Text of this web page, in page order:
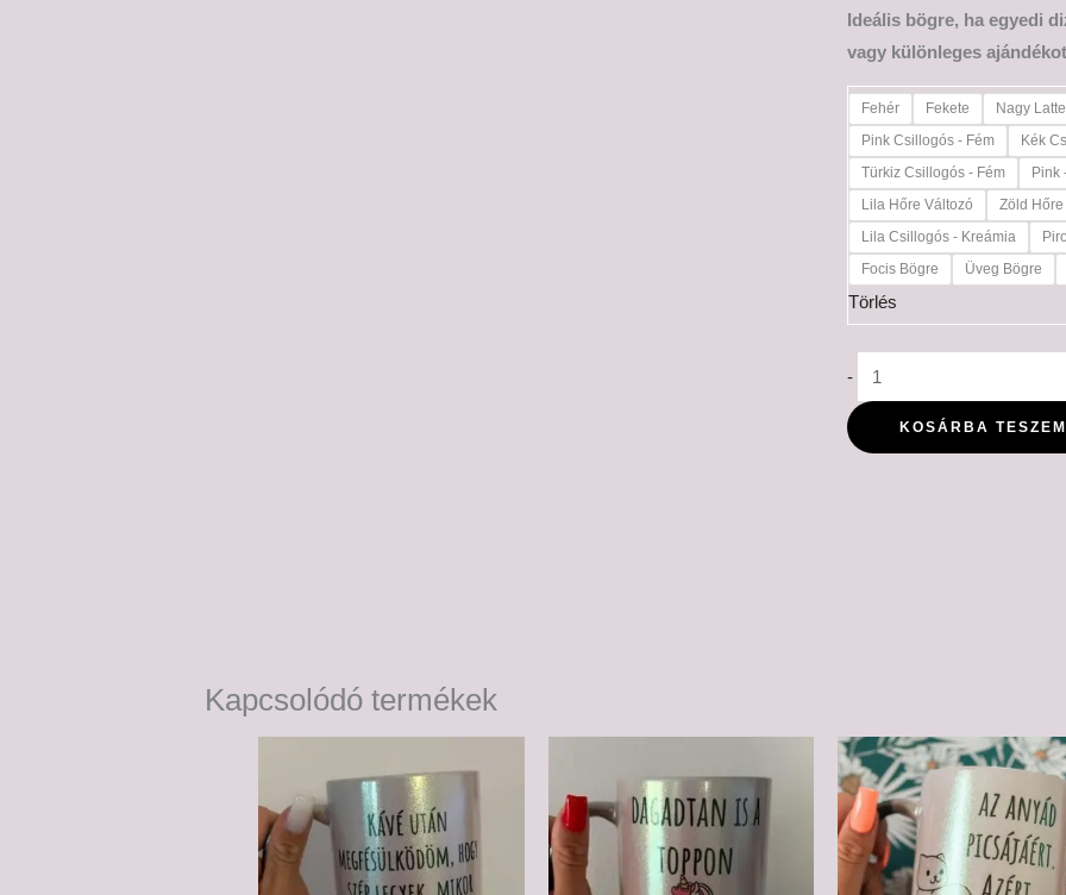
Ideális bögre, ha egyedi
vagy különleges
Fehér Fekete
Nagy
Pink Csillogós - Fém
Kék
Türkiz Csillogós - Fém
Pink
Lila Hőre Változó
Zöld
Lila Csillogós - Kreámia
Focis Bögre
Üveg Bögre
Törlés
-
KOSÁRBA
Kapcsolódó termékek
6,500 Ft
6,500 Ft
6,000 Ft
-
6,500 Ft